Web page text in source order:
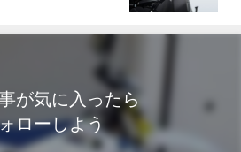
が気に入ったら
ローしよう